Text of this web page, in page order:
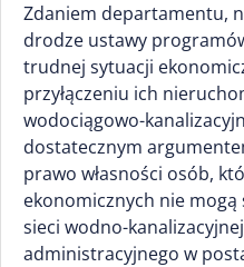
Zdaniem departamentu,
drodze ustawy
trudnej sytuacji
przyłączeniu ich
wodociągowo-
dostatecznym
prawo własności osób,
ekonomicznych nie mogą
sieci wodno-
administracyjnego w